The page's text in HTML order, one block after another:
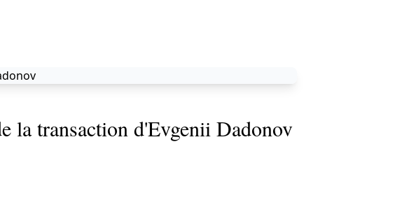
la transaction d'Evgenii Dadonov